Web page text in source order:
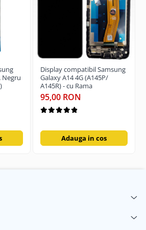
Negru
Display compatibil Samsung
Galaxy A14 4G (A145P/
A145R) - cu Rama
95,00 RON
Adauga in cos